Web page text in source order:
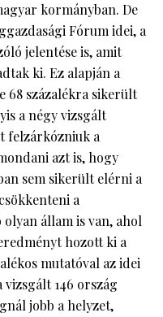
kormányban. De
Fórum idei, a
jelentése is, amit
ki. Ez alapján a
68 százalékra sikerült
a négy vizsgált
felzárkózniuk a
azt is, hogy
sem sikerült elérni a
a
állam is van, ahol
hozott ki a
mutatóval az idei
146 ország
jobb a helyzet,